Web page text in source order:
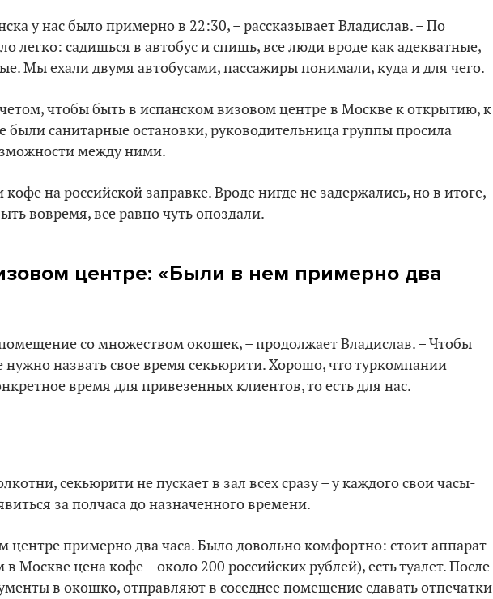
у нас было примерно в 22:30, – рассказывает Владислав. – По
легко: садишься в автобус и спишь, все люди вроде как адекватные,
Мы ехали двумя автобусами, пассажиры понимали, куда и для чего.
чтобы быть в испанском визовом центре в Москве к открытию, к
были санитарные остановки, руководительница группы просила
между ними.
на российской заправке. Вроде нигде не задержались, но в итоге,
вовремя, все равно чуть опоздали.
центре: «Были в нем примерно два
со множеством окошек, – продолжает Владислав. – Чтобы
нужно назвать свое время секьюрити. Хорошо, что туркомпании
время для привезенных клиентов, то есть для нас.
секьюрити не пускает в зал всех сразу – у каждого свои часы-
за полчаса до назначенного времени.
примерно два часа. Было довольно комфортно: стоит аппарат
Москве цена кофе – около 200 российских рублей), есть туалет. После
в окошко, отправляют в соседнее помещение сдавать отпечатки